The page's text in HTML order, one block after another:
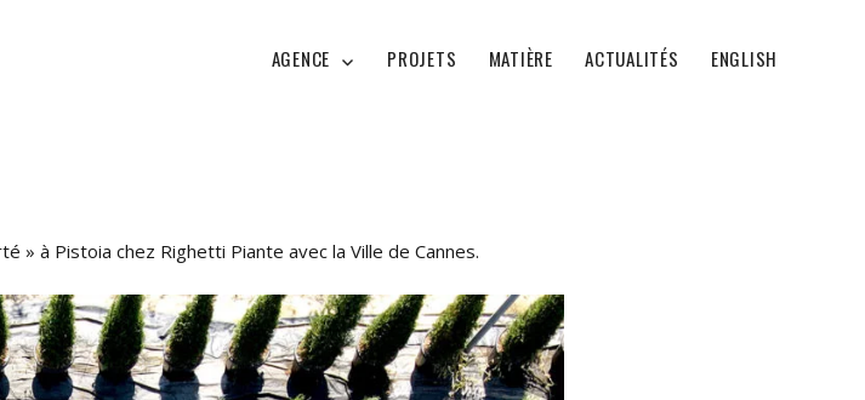
AGENCE PROJETS MATIÈRE ACTUALITÉS ENGLISH
» à Pistoia chez Righetti Piante avec la Ville de Cannes.